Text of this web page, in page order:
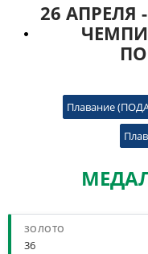
26 АПРЕЛЯ
Плавание
СВОДНЫЙ
36